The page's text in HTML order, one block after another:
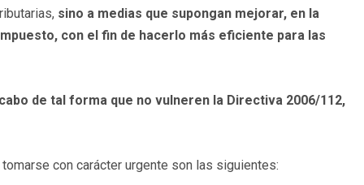
sino a medias que supongan mejorar, en la
con el fin de hacerlo más eficiente para las
de tal forma que no vulneren la Directiva 2006/112,
con carácter urgente son las siguientes: